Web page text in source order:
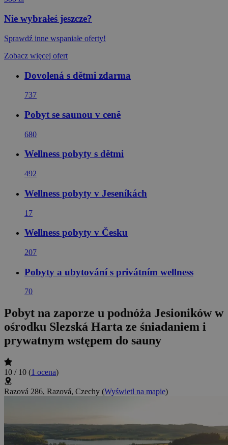
Nie wybrałeś jeszcze?
Sprawdź inne wspaniałe oferty!
Zobacz więcej ofert
Dovolená s dětmi zdarma
737
Pobyt se saunou v ceně
680
Wellness pobyty s dětmi
492
Wellness pobyty v Jeseníkách
17
Wellness pobyty v Česku
207
Pobyty a ubytování s privátním wellness
70
Pobyt na zaporze u podnóża Jesioników w
ośrodku Slezská Harta ze śniadaniem i
prywatnym wstępem do sauny
10 / 10 (1 ocena)
Razová 286, Razová, Czechy (Wyświetl na mapie)